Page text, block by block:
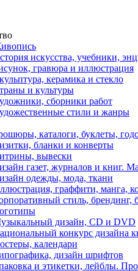
искусства, учебники,
гравюра и иллюстрация
керамика и стекло
и культуры
сборники работ
стили и жанры
каталоги, буклеты,
бланки и конверты
вывески
газет, журналов и книг.
одежды, мода, ткани
граффити, манга,
стиль, брендинг,
дизайн, СD и DVD
конкурс дизайна
календари
дизайн шрифтов
и этикетки, лейблы.